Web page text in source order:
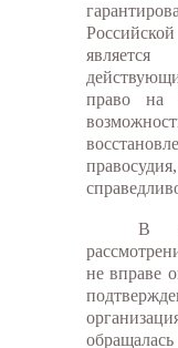
право на
В
не вправе